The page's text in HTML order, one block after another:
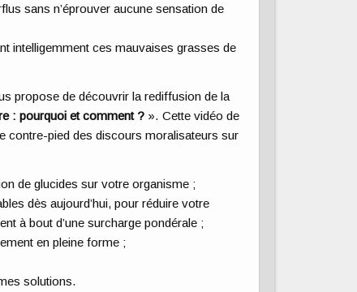
sans n’éprouver aucune sensation de
intelligemment ces mauvaises grasses de
propose de découvrir la rediffusion de la
: pourquoi et comment ? ». Cette vidéo de
contre-pied des discours moralisateurs sur
de glucides sur votre organisme ;
dès aujourd’hui, pour réduire votre
à bout d’une surcharge pondérale ;
en pleine forme ;
solutions.